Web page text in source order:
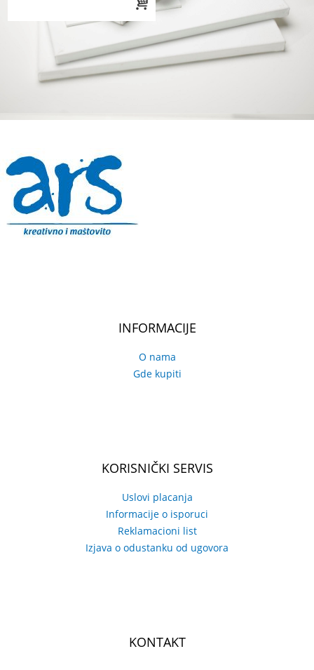
INFORMACIJE
O nama
Gde kupiti
KORISNIČKI SERVIS
Uslovi placanja
Informacije o isporuci
Reklamacioni list
Izjava o odustanku od ugovora
KONTAKT